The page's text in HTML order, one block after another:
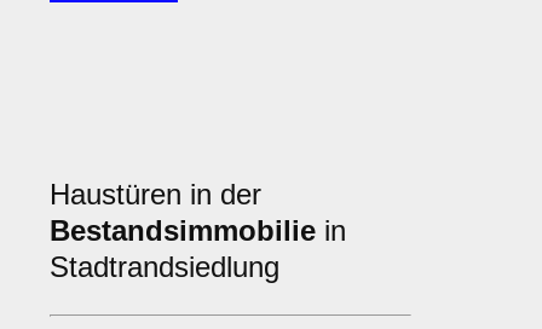
Haustüren in der
Bestandsimmobilie in
Stadtrandsiedlung